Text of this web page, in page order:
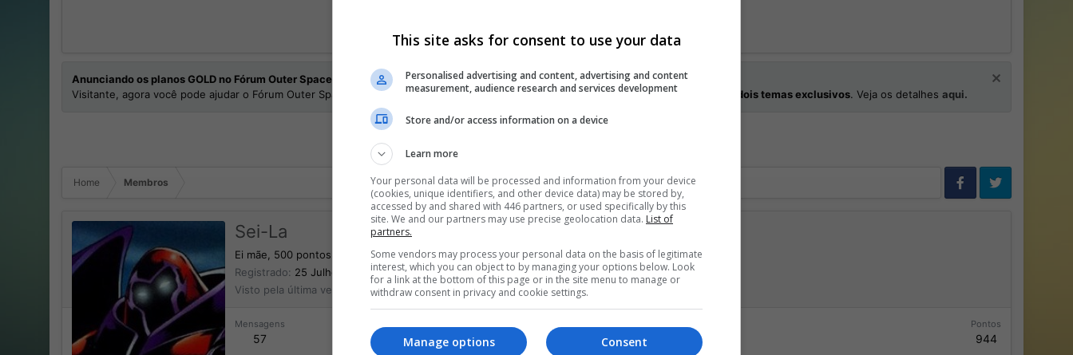
Anunciando os planos GOLD no Fórum Outer Space
Visitante, agora você pode ajudar o Fórum Outer Space e receber alguns recursos exclusivos, incluindonavegação sem anúncios dois temas exclusivos. Veja os detalhes aqui.
Home Membros
Sei-La
Ei mãe, 500 pontos!
Registrado
25 Julho 2005
Visto pela última vez
Hoje às 07:30
Mensagens
57 106
Pontos
944
This site asks for consent to use your data
Personalised advertising and content, advertising and content
measurement, audience research and services development
Store and/or access information on a device
Learn more
Your personal data will be processed and information from your device
(cookies, unique identifiers, and other device data) may be stored by,
accessed by and shared with 446 partners, or used specifically by this
site. We and our partners may use precise geolocation data. List of
partners.
Some vendors may process your personal data on the basis of legitimate
interest, which you can object to by managing your options below. Look
for a link at the bottom of this page or in the site menu to manage or
withdraw consent in privacy and cookie settings.
Consent
Manage options